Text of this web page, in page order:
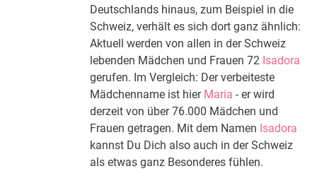
Deutschlands hinaus, zum Beispiel in die
Schweiz, verhält es sich dort ganz ähnlich:
Aktuell werden von allen in der Schweiz
lebenden Mädchen und Frauen 72 Isadora
gerufen. Im Vergleich: Der verbeiteste
Mädchenname ist hier Maria - er wird
derzeit von über 76.000 Mädchen und
Frauen getragen. Mit dem Namen Isadora
kannst Du Dich also auch in der Schweiz
als etwas ganz Besonderes fühlen.